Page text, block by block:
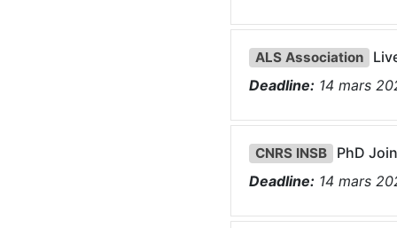
ALS Association
Deadline: 14 mars
CNRS INSB
PhD
Deadline: 14 mars